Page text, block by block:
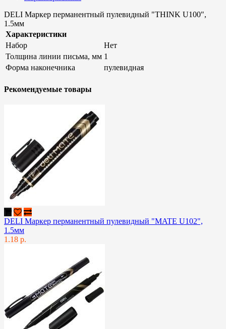
DELI Маркер перманентный пулевидный "THINK U100",
1.5мм
Характеристики
Набор
Нет
Толщина линии письма, мм 1
Форма наконечника
пулевидная
Рекомендуемые товары
DELI Маркер перманентный пулевидный "MATE U102",
1.5мм
1.18 р.